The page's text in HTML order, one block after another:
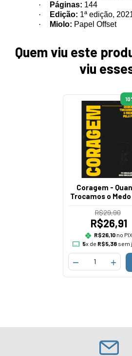
·
Páginas: 144
·
Edição: 1ª edição,
·
Miolo: Papel Offset
Quem viu este
viu
10
Coragem -
Trocamos o
R$29,90
R$26,91
R$26,10 no PIX
5x de R$5,38 sem